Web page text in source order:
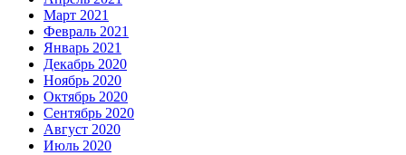
Март 2021
Февраль 2021
Январь 2021
Декабрь 2020
Ноябрь 2020
Октябрь 2020
Сентябрь 2020
Август 2020
Июль 2020